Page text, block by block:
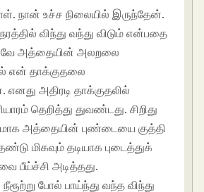
நான் உச்ச நிலையில் இருந்தேன்.
விந்து வந்து விடும் என்பதை
அத்தையின் அலறலை
என் தாக்குதலை
எனது அதிரடி தாக்குதலில்
தெறித்து துவண்டது. சிறிது
அத்தையின் புண்டையை குத்தி
மிகவும் தடியாக புடைத்துக்
பீய்ச்சி அடித்தது.
போல் பாய்ந்து வந்த விந்து